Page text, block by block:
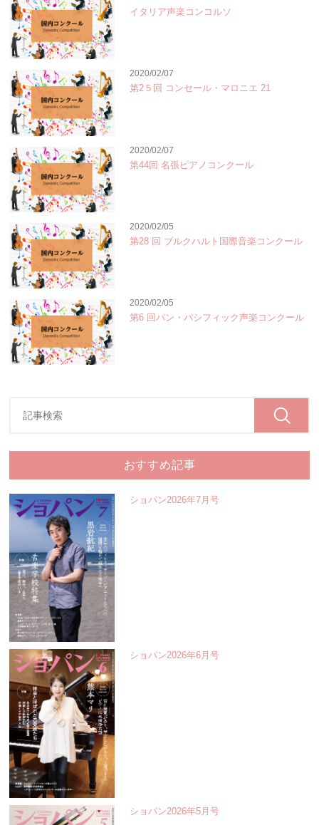
イタリア声楽コンコルソ
2020/02/07
第2５回 コンセール・マロニエ 21
2020/02/07
第44回 名張ピアノコンクール
2020/02/05
第28 回 ブルクハルト国際音楽コンクール
2020/02/05
第6 回パン・パシフィック声楽コンクール
おすすめ記事
ショパン2026年7月号
ショパン2026年6月号
ショパン2026年5月号